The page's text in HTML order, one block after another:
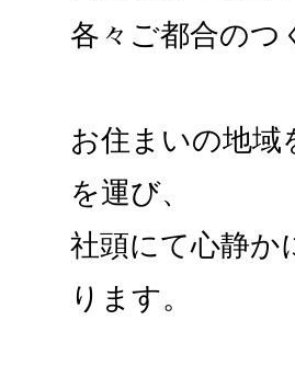
各々ご都合のつ
お住まいの地域
を運び、
社頭にて心静か
ります。